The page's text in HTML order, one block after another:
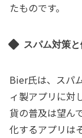
たものです。
スパム対策
Bier氏は、スパ
ィ製アプリに対
貨の普及は望ん
化するアプリは